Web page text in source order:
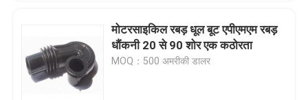
संपर्क करें
मोटरसाइकिल रबड़ धूल बूट एपीएमएम रबड़
धौंकनी 20 से 90 शोर एक कठोरता
MOQ：500 अमरीकी डालर